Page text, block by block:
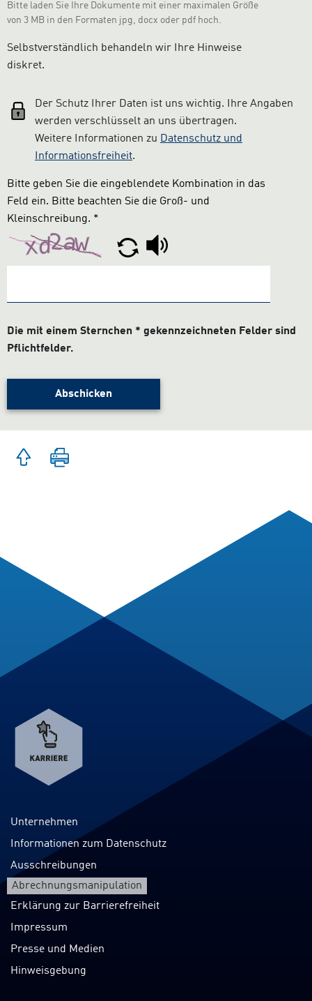
Bitte laden Sie Ihre Dokumente mit einer maximalen Größe
von 3 MB in den Formaten jpg, docx oder pdf hoch.
Selbstverständlich behandeln wir Ihre Hinweise
diskret.
Der Schutz Ihrer Daten ist uns wichtig. Ihre Angaben
werden verschlüsselt an uns übertragen.
Weitere Informationen zu Datenschutz und
Informationsfreiheit.
nicht
ausfüllen:
Bitte geben Sie die eingeblendete Kombination in das
Feld ein. Bitte beachten Sie die Groß- und
Kleinschreibung. *
Die mit einem Sternchen * gekennzeichneten Felder sind
Pflichtfelder.
Abschicken
Zum
Seitenanfang
springen
Verweis
zum
Karriereportal
Unternehmen
Informationen zum Datenschutz
Ausschreibungen
Abrechnungsmanipulation
Erklärung zur Barrierefreiheit
Impressum
Presse und Medien
Hinweisgebung